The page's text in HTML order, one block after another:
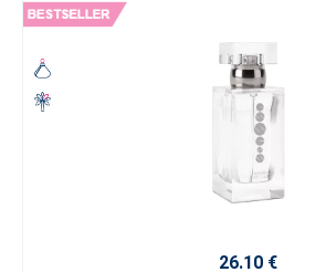
26.10 €